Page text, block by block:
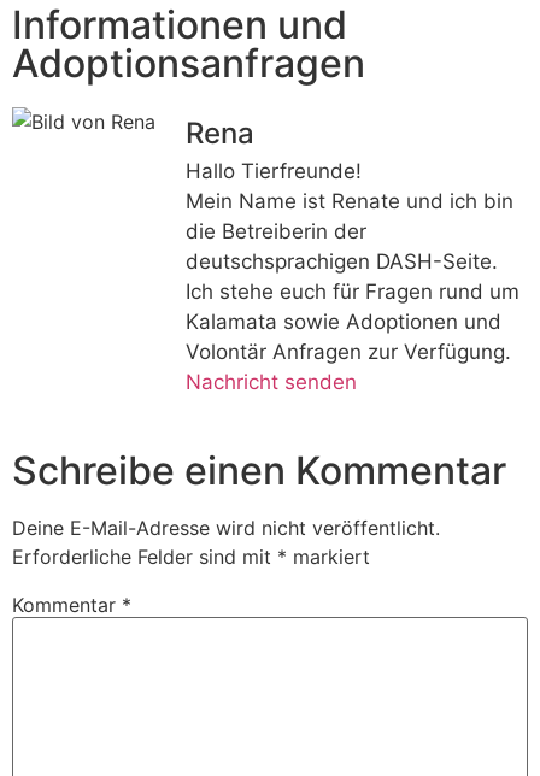
Informationen und
Adoptionsanfragen
Rena
Hallo Tierfreunde!
Mein Name ist Renate und ich bin
die Betreiberin der
deutschsprachigen DASH-Seite.
Ich stehe euch für Fragen rund um
Kalamata sowie Adoptionen und
Volontär Anfragen zur Verfügung.
Nachricht senden
Schreibe einen Kommentar
Deine E-Mail-Adresse wird nicht veröffentlicht.
Erforderliche Felder sind mit * markiert
Kommentar *